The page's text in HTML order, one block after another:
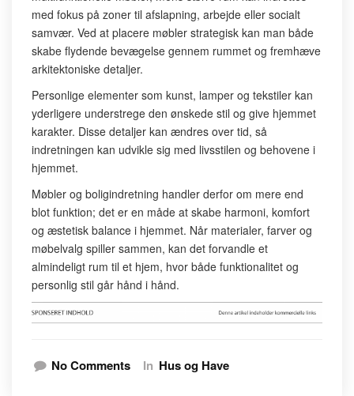
med fokus på zoner til afslapning, arbejde eller socialt
samvær. Ved at placere møbler strategisk kan man både
skabe flydende bevægelse gennem rummet og fremhæve
arkitektoniske detaljer.
Personlige elementer som kunst, lamper og tekstiler kan
yderligere understrege den ønskede stil og give hjemmet
karakter. Disse detaljer kan ændres over tid, så
indretningen kan udvikle sig med livsstilen og behovene i
hjemmet.
Møbler og boligindretning handler derfor om mere end
blot funktion; det er en måde at skabe harmoni, komfort
og æstetisk balance i hjemmet. Når materialer, farver og
møbelvalg spiller sammen, kan det forvandle et
almindeligt rum til et hjem, hvor både funktionalitet og
personlig stil går hånd i hånd.
No Comments In Hus og Have